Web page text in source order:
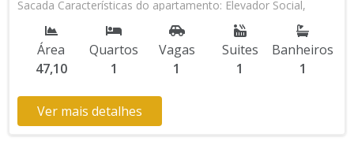
Sacada Características do apartamento: Elevador Social,
Elevador de Serviço, Acessibilidade, Portão Automático,
Interfone, Piscina, Salão de Jogos, Salão de Festas,
Academia, Churrasqueira Aceita Financiamento Direto com a
Construtora Lançamento, Em Obras Entrada de R$ 45.342,50
de R$ 8.524,40 R$ 45.342,50 Entrega das Chaves R$
362.740,00 valor Total * Os valores e disponibilidade podem
Área
47,10
Quartos
1
Vagas
1
Suites
1
Banheiros
1
Ver mais detalhes